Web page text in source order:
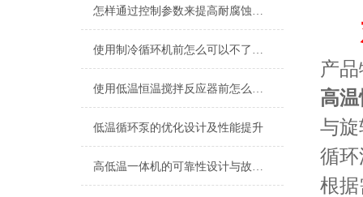
怎样通过控制参数来提高耐腐蚀真空泵的工作效率？
使用制冷循环机前怎么可以不了解这些！
使用低温恒温搅拌反应器前怎么可以不了解这些！
低温循环泵的优化设计及性能提升
高低温一体机的可靠性设计与故障预防策略探讨
产
高
与
循
根